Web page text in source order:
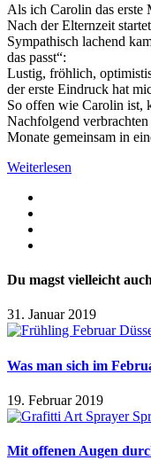
Als ich Carolin das erste
Nach der Elternzeit
Sympathisch lachend
das passt“:
Lustig, fröhlich,
der erste Eindruck hat
So offen wie Carolin ist,
Nachfolgend
Monate gemeinsam in
Weiterlesen
Du magst vielleicht auch
31. Januar 2019
Was man sich im
19. Februar 2019
Mit offenen Augen